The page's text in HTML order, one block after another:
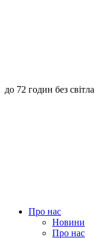
до 72 годин без світла
Про нас
Новини
Про нас